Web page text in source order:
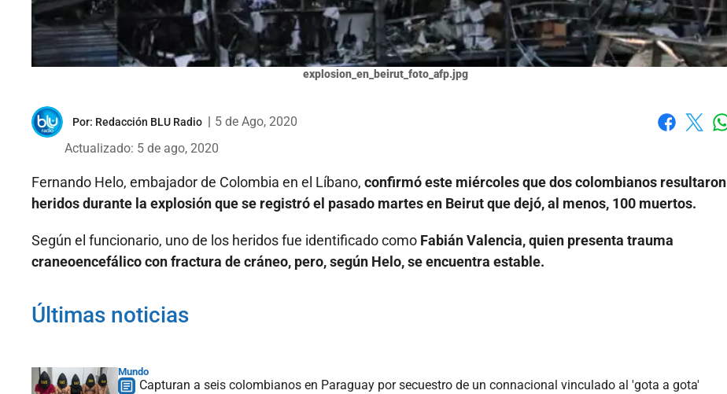
explosion_en_beirut_foto_afp.jpg
Por: Redacción BLU Radio
5 de Ago, 2020
Actualizado: 5 de ago, 2020
Fernando Helo, embajador de Colombia en el Líbano, confirmó este miércoles que dos colombianos resultaron
heridos durante la explosión que se registró el pasado martes en Beirut que dejó, al menos, 100 muertos.
Según el funcionario, uno de los heridos fue identificado como Fabián Valencia, quien presenta trauma
craneoencefálico con fractura de cráneo, pero, según Helo, se encuentra estable.
Últimas noticias
Mundo
Capturan a seis colombianos en Paraguay por secuestro de un connacional vinculado al 'gota a gota'